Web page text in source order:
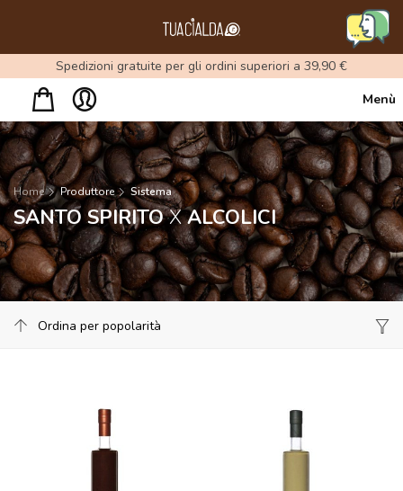
Spedizioni gratuite per gli ordini superiori a 39,90 €
Menù
Home Produttore Sistema
SANTO SPIRITOXALCOLICI